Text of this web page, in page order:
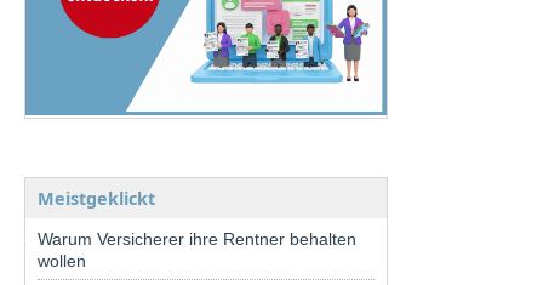
Meistgeklickt
Warum Versicherer ihre Rentner behalten
wollen